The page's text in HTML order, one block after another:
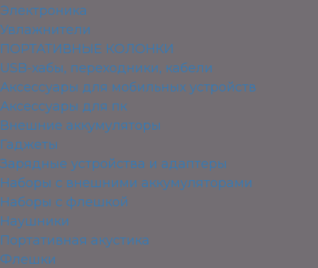
Электроника
Увлажнители
ПОРТАТИВНЫЕ КОЛОНКИ
USB-хабы, переходники, кабели
Аксессуары для мобильных устройств
Аксессуары для пк
Внешние аккумуляторы
Гаджеты
Зарядные устройства и адаптеры
Наборы с внешними аккумуляторами
Наборы с флешкой
Наушники
Портативная акустика
Флешки